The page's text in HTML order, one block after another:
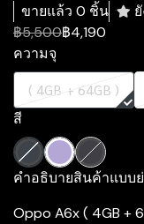
ขายแล้ว 0 ชิ้น
฿5,500฿4,190
ความจุ
( 4GB + 64GB )
สี
คำอธิบายสินค้าแบบ
Oppo A6x ( 4GB +